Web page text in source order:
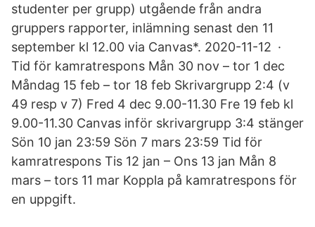
studenter per grupp) utgående från andra
gruppers rapporter, inlämning senast den 11
september kl 12.00 via Canvas*. 2020-11-12 ·
Tid för kamratrespons Mån 30 nov – tor 1 dec
Måndag 15 feb – tor 18 feb Skrivargrupp 2:4 (v
49 resp v 7) Fred 4 dec 9.00-11.30 Fre 19 feb kl
9.00-11.30 Canvas inför skrivargrupp 3:4 stänger
Sön 10 jan 23:59 Sön 7 mars 23:59 Tid för
kamratrespons Tis 12 jan – Ons 13 jan Mån 8
mars – tors 11 mar Koppla på kamratrespons för
en uppgift.